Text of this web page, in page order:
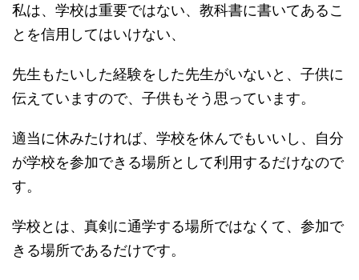
私は、学校は重要ではない、教科書に書いてあるこ
とを信用してはいけない、
先生もたいした経験をした先生がいないと、子供に
伝えていますので、子供もそう思っています。
適当に休みたければ、学校を休んでもいいし、自分
が学校を参加できる場所として利用するだけなので
す。
学校とは、真剣に通学する場所ではなくて、参加で
きる場所であるだけです。